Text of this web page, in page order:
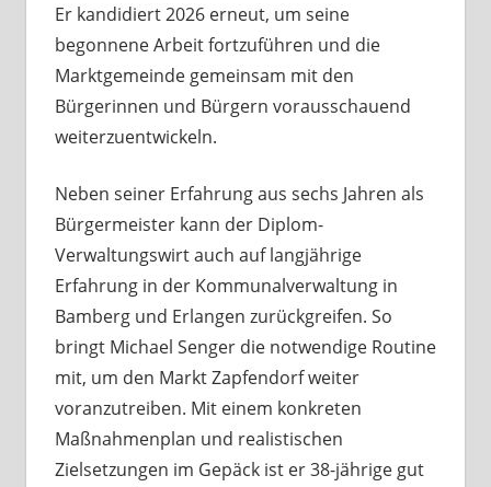
Er kandidiert 2026 erneut, um seine
begonnene Arbeit fortzuführen und die
Marktgemeinde gemeinsam mit den
Bürgerinnen und Bürgern vorausschauend
weiterzuentwickeln.
Neben seiner Erfahrung aus sechs Jahren als
Bürgermeister kann der Diplom-
Verwaltungswirt auch auf langjährige
Erfahrung in der Kommunalverwaltung in
Bamberg und Erlangen zurückgreifen. So
bringt Michael Senger die notwendige Routine
mit, um den Markt Zapfendorf weiter
voranzutreiben. Mit einem konkreten
Maßnahmenplan und realistischen
Zielsetzungen im Gepäck ist er 38-jährige gut